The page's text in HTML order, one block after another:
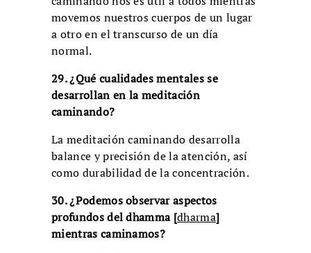
movemos nuestros cuerpos de un lugar
a otro en el transcurso de un día
normal.
29. ¿Qué cualidades mentales se
desarrollan en la meditación
caminando?
La meditación caminando desarrolla
balance y precisión de la atención, así
como durabilidad de la concentración.
30. ¿Podemos observar aspectos
profundos del dhamma [dharma]
mientras caminamos?